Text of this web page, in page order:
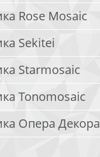
Rose Mosaic
Sekitei
Starmosaic
Tonomosaic
Опера Декора